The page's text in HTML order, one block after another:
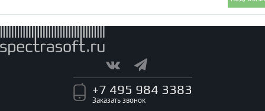
+7 495 984 3383
Заказать звонок